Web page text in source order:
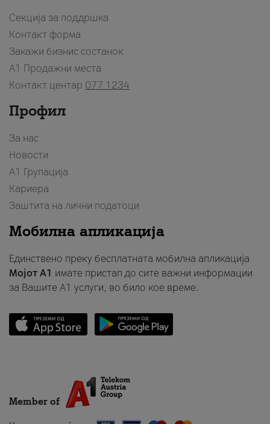
Секција за поддршка
Контакт форма
Закажи бизнис состанок
A1 Продажни места
Контакт центар 077 1234
Профил
За нас
Новости
А1 Групација
Кариера
Заштита на лични податоци
Мобилна апликација
Единствено преку бесплатната мобилна апликација
Мојот A1 имате пристап до сите важни информации
за Вашите A1 услуги, во било кое време.
Member of